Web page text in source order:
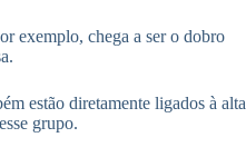
exemplo, chega a ser o dobro
estão diretamente ligados à alta
grupo.